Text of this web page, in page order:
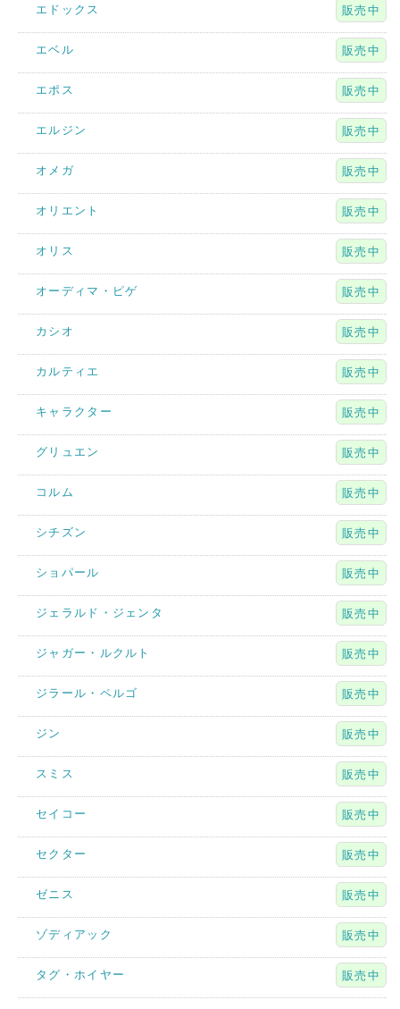
エドックス 販売中
エベル 販売中
エポス 販売中
エルジン 販売中
オメガ 販売中
オリエント 販売中
オリス 販売中
オーディマ・ピゲ 販売中
カシオ 販売中
カルティエ 販売中
キャラクター 販売中
グリュエン 販売中
コルム 販売中
シチズン 販売中
ショパール 販売中
ジェラルド・ジェンタ 販売中
ジャガー・ルクルト 販売中
ジラール・ペルゴ 販売中
ジン 販売中
スミス 販売中
セイコー 販売中
セクター 販売中
ゼニス 販売中
ゾディアック 販売中
タグ・ホイヤー 販売中